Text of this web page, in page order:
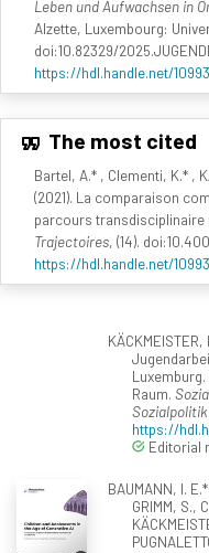
Leben und Aufwachsen in
Alzette, Luxembourg:
doi:10.82329/
https://hdl.handle.net/
The most cited
Bartel, A.* , Clementi, K.* ,
(2021). La comparaison
parcours
Trajectoires, (14).
https://hdl.handle.net/
Raum.
Sozialpolitik
https://
Editorial
BAUMANN, I.
GRIMM, S.,